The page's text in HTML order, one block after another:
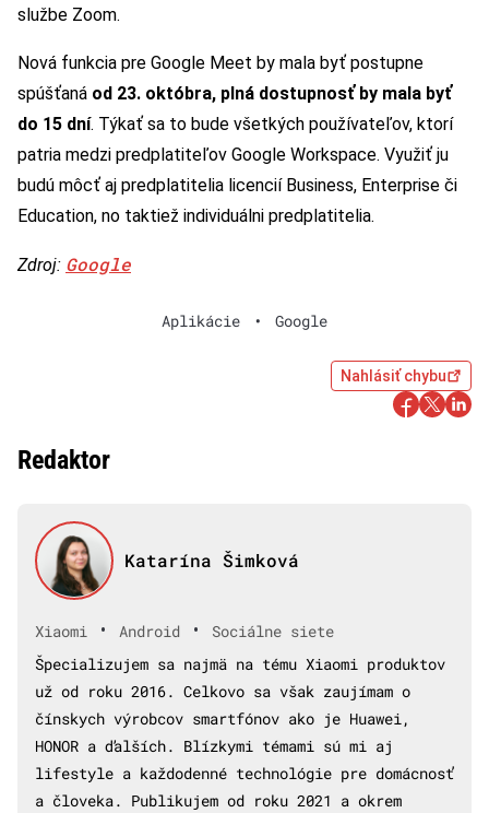
službe Zoom.
Nová funkcia pre Google Meet by mala byť postupne
spúšťaná od 23. októbra, plná dostupnosť by mala byť
do 15 dní. Týkať sa to bude všetkých používateľov, ktorí
patria medzi predplatiteľov Google Workspace. Využiť ju
budú môcť aj predplatitelia licencií Business, Enterprise či
Education, no taktiež individuálni predplatitelia.
Zdroj: Google
Aplikácie • Google
Nahlásiť chybu
Redaktor
Katarína Šimková
Xiaomi • Android •
Sociálne siete
Špecializujem sa najmä na tému Xiaomi produktov
už od roku 2016. Celkovo sa však zaujímam o
čínskych výrobcov smartfónov ako je Huawei,
HONOR a ďalších. Blízkymi témami sú mi aj
lifestyle a každodenné technológie pre domácnosť
a človeka. Publikujem od roku 2021 a okrem